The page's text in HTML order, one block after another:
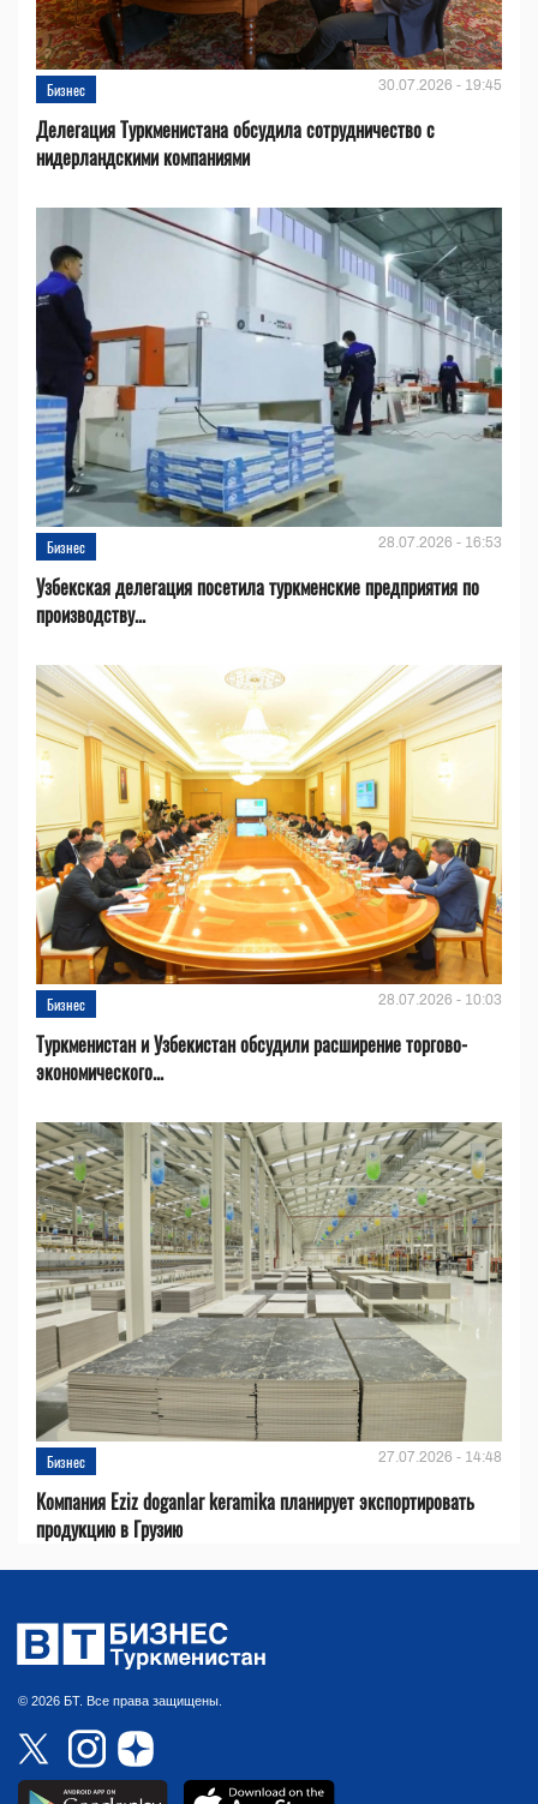
Бизнес 30.07.2026 - 19:45
Делегация Туркменистана обсудила сотрудничество с
нидерландскими компаниями
Бизнес 28.07.2026 - 16:53
Узбекская делегация посетила туркменские предприятия по
производству...
Бизнес 28.07.2026 - 10:03
Туркменистан и Узбекистан обсудили расширение торгово-
экономического...
Бизнес 27.07.2026 - 14:48
Компания Eziz doganlar keramika планирует экспортировать
продукцию в Грузию
© 2026 БТ. Все права защищены.